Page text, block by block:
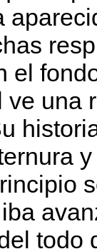
el
ve una
todo